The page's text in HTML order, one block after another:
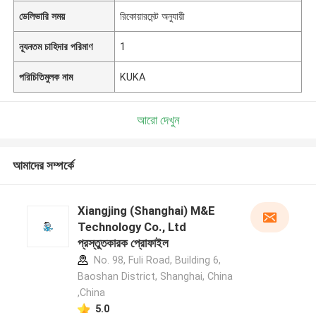
ডেলিভারি সময় রিকোয়ারমেন্ট অনুযায়ী
ন্যূনতম চাহিদার পরিমাণ 1
পরিচিতিমুলক নাম KUKA
আরো দেখুন
আমাদের সম্পর্কে
Xiangjing (Shanghai) M&E
Technology Co., Ltd
প্রস্তুতকারক প্রোফাইল
No. 98, Fuli Road, Building 6,
Baoshan District, Shanghai, China
,China
5.0